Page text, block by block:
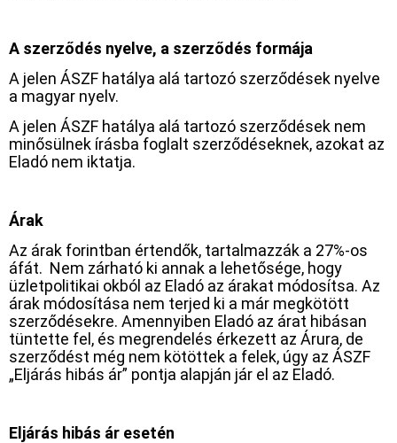
A szerződés nyelve, a szerződés formája
A jelen ÁSZF hatálya alá tartozó szerződések nyelve
a magyar nyelv.
A jelen ÁSZF hatálya alá tartozó szerződések nem
minősülnek írásba foglalt szerződéseknek, azokat az
Eladó nem iktatja.
Árak
Az árak forintban értendők, tartalmazzák a 27%-os
áfát. Nem zárható ki annak a lehetősége, hogy
üzletpolitikai okból az Eladó az árakat módosítsa. Az
árak módosítása nem terjed ki a már megkötött
szerződésekre. Amennyiben Eladó az árat hibásan
tüntette fel, és megrendelés érkezett az Árura, de
szerződést még nem kötöttek a felek, úgy az ÁSZF
„Eljárás hibás ár” pontja alapján jár el az Eladó.
Eljárás hibás ár esetén